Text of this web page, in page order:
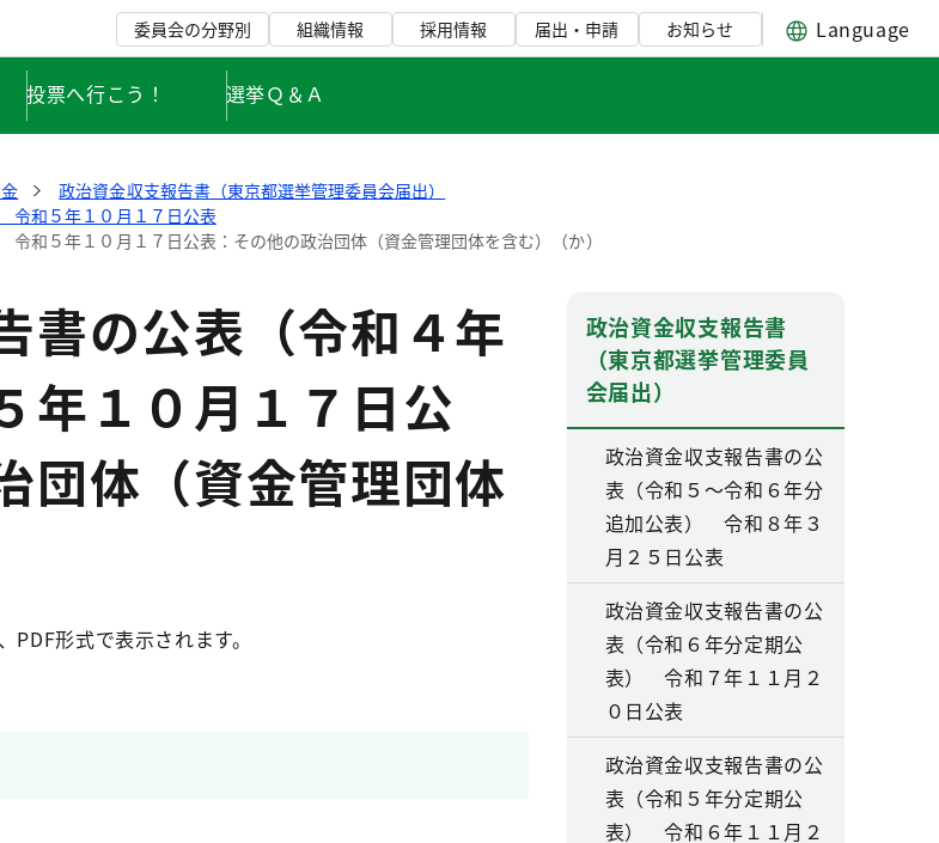
委員会の分野別 組織情報 採用情報 届出・申請 お知らせ Language
投票へ行こう！ 選挙Ｑ＆Ａ
政治資金収支報告書（東京都選挙管理委員会届出）
令和５年１０月１７日公表
和５年１０月１７日公表：その他の政治団体（資金管理団体を含む）（か）
書の公表（令和４年
１０月１７日公
団体（資金管理団体
形式で表示されます。
政治資金収支報告書
（東京都選挙管理委員
会届出）
政治資金収支報告書の公
表（令和５～令和６年分
追加公表） 令和８年３
月２５日公表
政治資金収支報告書の公
表（令和６年分定期公
表） 令和７年１１月２
０日公表
政治資金収支報告書の公
表（令和５年分定期公
表） 令和６年１１月２